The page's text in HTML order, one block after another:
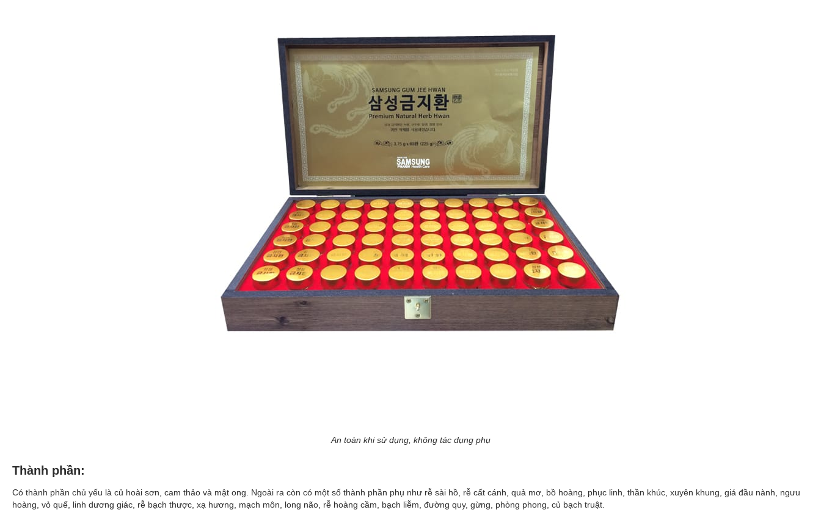
An toàn khi sử dụng, không tác dụng phụ
Thành phần:
Có thành phần chủ yếu là củ hoài sơn, cam thảo và mật ong. Ngoài ra còn có một số thành phần phụ như rễ sài hồ, rễ cất cánh, quả mơ, bồ hoàng, phục linh, thần khúc, xuyên khung, giá đầu nành, ngưu
hoàng, vỏ quế, linh dương giác, rễ bạch thược, xạ hương, mạch môn, long não, rễ hoàng cầm, bạch liễm, đường quy, gừng, phòng phong, củ bạch truật.